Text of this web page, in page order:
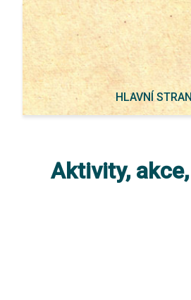
HLAVNÍ
Aktivity,